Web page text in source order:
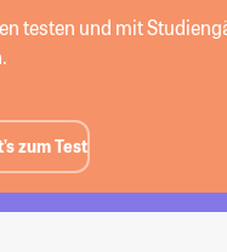
testen und mit
zum Test